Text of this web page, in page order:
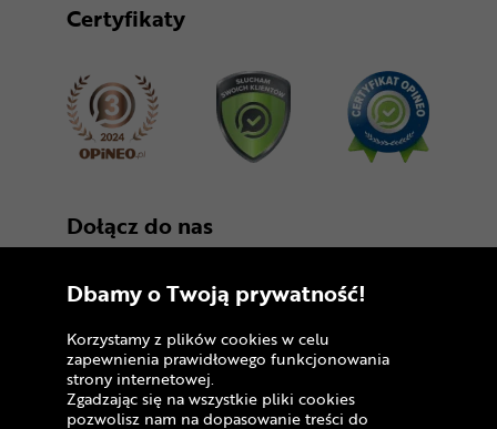
Certyfikaty
Dołącz do nas
Copyright © 2005 - 2026
Dbamy o Twoją prywatność!
Korzystamy z plików cookies w celu
zapewnienia prawidłowego funkcjonowania
strony internetowej.
Zgadzając się na wszystkie pliki cookies
pozwolisz nam na dopasowanie treści do